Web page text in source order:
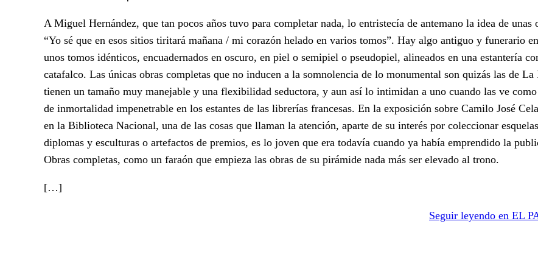
A Miguel Hernández, que tan pocos años tuvo para completar nada, lo entristecía de antemano la idea de unas
“Yo sé que en esos sitios tiritará mañana / mi corazón helado en varios tomos”. Hay algo antiguo y funerario
unos tomos idénticos, encuadernados en oscuro, en piel o semipiel o pseudopiel, alineados en una estantería
catafalco. Las únicas obras completas que no inducen a la somnolencia de lo monumental son quizás las de La
tienen un tamaño muy manejable y una flexibilidad seductora, y aun así lo intimidan a uno cuando las ve
de inmortalidad impenetrable en los estantes de las librerías francesas. En la exposición sobre Camilo José
en la Biblioteca Nacional, una de las cosas que llaman la atención, aparte de su interés por coleccionar
diplomas y esculturas o artefactos de premios, es lo joven que era todavía cuando ya había emprendido la
Obras completas, como un faraón que empieza las obras de su pirámide nada más ser elevado al trono.
[…]
Seguir leyendo en EL